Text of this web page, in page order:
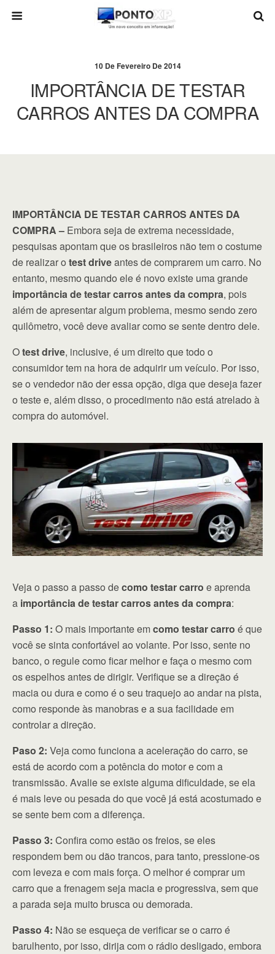
10 De Fevereiro De 2014
IMPORTÂNCIA DE TESTAR
CARROS ANTES DA COMPRA
IMPORTÂNCIA DE TESTAR CARROS ANTES DA
COMPRA – Embora seja de extrema necessidade,
pesquisas apontam que os brasileiros não tem o costume
de realizar o test driveantes de comprarem um carro. No
entanto, mesmo quando ele é novo existe uma grande
importância de testar carros antes da compra, pois
além de apresentar algum problema, mesmo sendo zero
quilômetro, você deve avaliar como se sente dentro dele.
Otest drive, inclusive, é um direito que todo o
consumidor tem na hora de adquirir um veículo. Por isso,
se o vendedor não der essa opção, diga que deseja fazer
o teste e, além disso, o procedimento não está atrelado à
compra do automóvel.
Veja o passo a passo decomo testar carro e aprenda
a importância de testar carros antes da compra:
Passo 1: O mais importante emcomo testar carro é que
você se sinta confortável ao volante. Por isso, sente no
banco, o regule como ficar melhor e faça o mesmo com
os espelhos antes de dirigir. Verifique se a direção é
macia ou dura e como é o seu traquejo ao andar na pista,
como responde às manobras e a sua facilidade em
controlar a direção.
Paso 2: Veja como funciona a aceleração do carro, se
está de acordo com a potência do motor e com a
transmissão. Avalie se existe alguma dificuldade, se ela
é mais leve ou pesada do que você já está acostumado e
se sente bem com a diferença.
Passo 3: Confira como estão os freios, se eles
respondem bem ou dão trancos, para tanto, pressione-os
com leveza e com mais força. O melhor é comprar um
carro que a frenagem seja macia e progressiva, sem que
a parada seja muito brusca ou demorada.
Passo 4: Não se esqueça de verificar se o carro é
barulhento, por isso, dirija com o rádio desligado, embora